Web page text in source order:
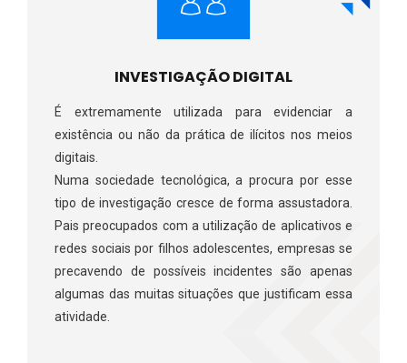
INVESTIGAÇÃO DIGITAL
É extremamente utilizada para evidenciar a
existência ou não da prática de ilícitos nos meios
digitais.
Numa sociedade tecnológica, a procura por esse
tipo de investigação cresce de forma assustadora.
Pais preocupados com a utilização de aplicativos e
redes sociais por filhos adolescentes, empresas se
precavendo de possíveis incidentes são apenas
algumas das muitas situações que justificam essa
atividade.